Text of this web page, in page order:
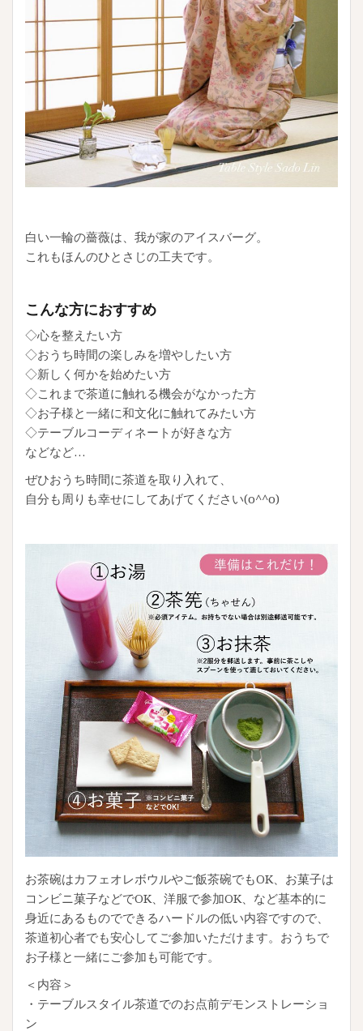
白い一輪の薔薇は、我が家のアイスバーグ。
これもほんのひとさじの工夫です。
こんな方におすすめ
◇心を整えたい方
◇おうち時間の楽しみを増やしたい方
◇新しく何かを始めたい方
◇これまで茶道に触れる機会がなかった方
◇お子様と一緒に和文化に触れてみたい方
◇テーブルコーディネートが好きな方
などなど…
ぜひおうち時間に茶道を取り入れて、
自分も周りも幸せにしてあげてください(o^^o)
お茶碗はカフェオレボウルやご飯茶碗でもOK、お菓子は
コンビニ菓子などでOK、洋服で参加OK、など基本的に
身近にあるものでできるハードルの低い内容ですので、
茶道初心者でも安心してご参加いただけます。おうちで
お子様と一緒にご参加も可能です。
＜内容＞
・テーブルスタイル茶道でのお点前デモンストレーショ
ン